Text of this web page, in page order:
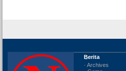
Berita
· Archives